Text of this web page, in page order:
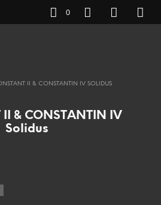
0
II & CONSTANTIN IV SOLIDUS
II & CONSTANTIN IV
Solidus